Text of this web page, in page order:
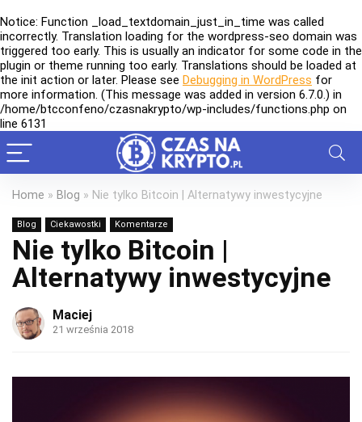
Notice: Function _load_textdomain_just_in_time was called
incorrectly. Translation loading for the wordpress-seo domain was
triggered too early. This is usually an indicator for some code in the
plugin or theme running too early. Translations should be loaded at
the init action or later. Please see Debugging in WordPress for
more information. (This message was added in version 6.7.0.) in
/home/btcconfeno/czasnakrypto/wp-includes/functions.php on
line 6131
Home » Blog » Nie tylko Bitcoin | Alternatywy inwestycyjne
Blog Ciekawostki Komentarze
Nie tylko Bitcoin |
Alternatywy inwestycyjne
Maciej
21 września 2018